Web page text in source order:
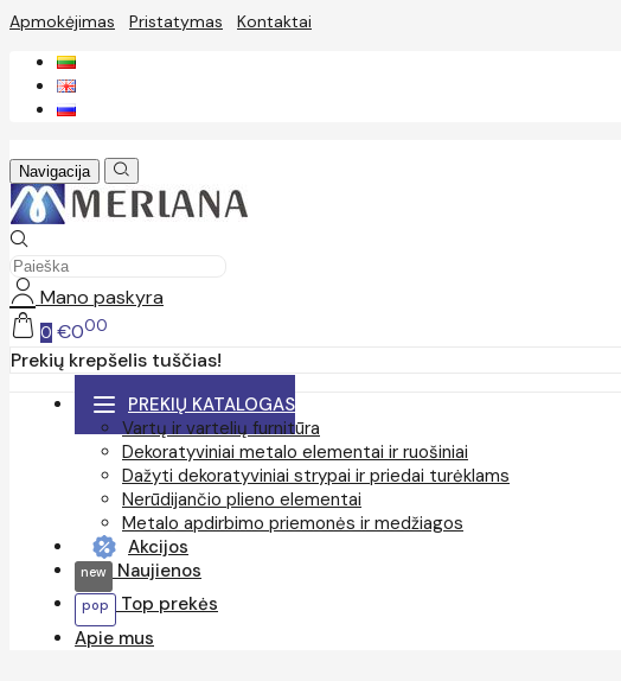
Apmokėjimas Pristatymas Kontaktai
Navigacija
Mano paskyra
0 €000
Prekių krepšelis tuščias!
PREKIŲ KATALOGAS
Vartų ir vartelių furnitūra
Dekoratyviniai metalo elementai ir ruošiniai
Dažyti dekoratyviniai strypai ir priedai turėklams
Nerūdijančio plieno elementai
Metalo apdirbimo priemonės ir medžiagos
Akcijos
Naujienos
Top prekės
Apie mus